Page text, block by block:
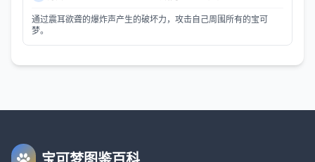
通过震耳欲聋的爆炸声产生的破坏力，攻击自己周围所有的宝可
梦。